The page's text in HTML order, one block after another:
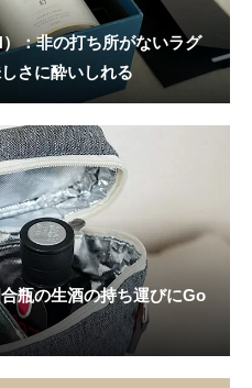
：非の打ち所がないラグ
さに酔いしれる
瓶の生酒の持ち運びにGo